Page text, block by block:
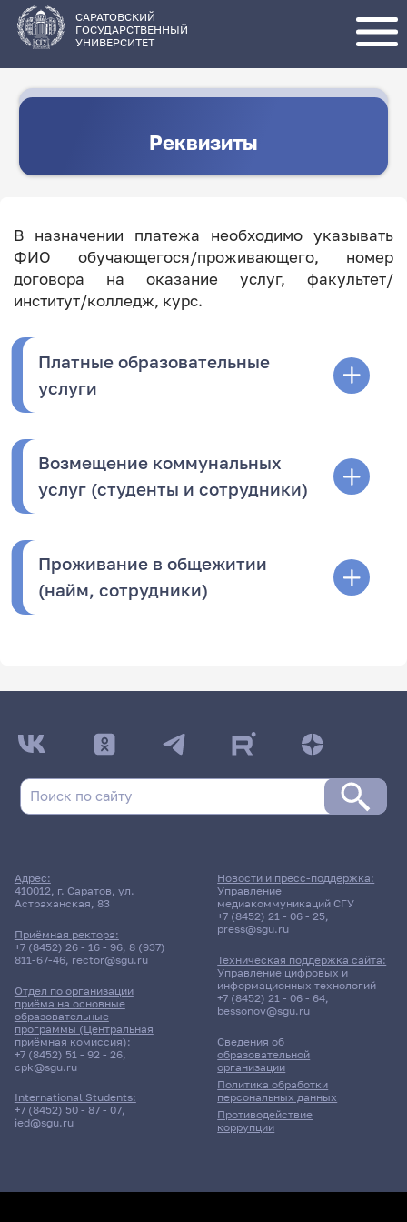
основному
содержанию
САРАТОВСКИЙ
ГОСУДАРСТВЕННЫЙ
УНИВЕРСИТЕТ
Реквизиты
В назначении платежа необходимо указывать
ФИО обучающегося/проживающего, номер
договора на оказание услуг, факультет/
институт/колледж, курс.
Платные образовательные
услуги
Возмещение коммунальных
услуг (студенты и сотрудники)
Проживание в общежитии
(найм, сотрудники)
Адрес:
410012, г. Саратов, ул.
Астраханская, 83
Приёмная ректора:
+7 (8452) 26 - 16 - 96, 8 (937)
811-67-46, rector@sgu.ru
Отдел по организации
приёма на основные
образовательные
программы (Центральная
приёмная комиссия):
+7 (8452) 51 - 92 - 26,
cpk@sgu.ru
International Students:
+7 (8452) 50 - 87 - 07,
ied@sgu.ru
Сведения об
образовательной
организации
Политика обработки
персональных данных
Противодействие
коррупции
Новости и пресс-поддержка:
Управление
медиакоммуникаций СГУ
+7 (8452) 21 - 06 - 25,
press@sgu.ru
Техническая поддержка сайта:
Управление цифровых и
информационных технологий
+7 (8452) 21 - 06 - 64,
bessonov@sgu.ru